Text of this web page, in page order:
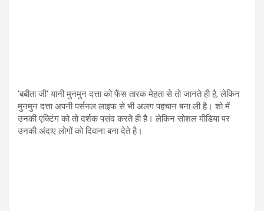
‘बबीता जी‘ यानी मुनमुन दत्ता को फैंस तारक मेहता से तो जानते ही है, लेकिन
मुनमुन दत्ता अपनी पर्सनल लाइफ से भी अलग पहचान बना ली है। शो में
उनकी एक्टिंग को तो दर्शक पसंद करते ही है। लेकिन सोशल मीडिया पर
उनकी अंदाए लोगों को दिवाना बना देते है।